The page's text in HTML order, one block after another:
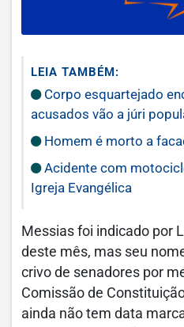
LEIA TAMBÉM:
Corpo esquartejado
acusados vão a júri
Homem é morto a
Acidente com
Igreja Evangélica
Messias foi indicado por
deste mês, mas seu
crivo de senadores por
Comissão de
ainda não tem data